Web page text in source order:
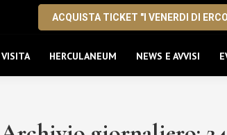
ACQUISTA TICKET "I VENERDI DI
VISITA HERCULANEUM NEWS E AVVISI